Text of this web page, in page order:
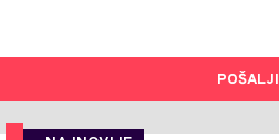
POŠALJI